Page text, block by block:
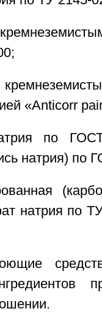
«Anticorr
по
натрия) по
натрия по